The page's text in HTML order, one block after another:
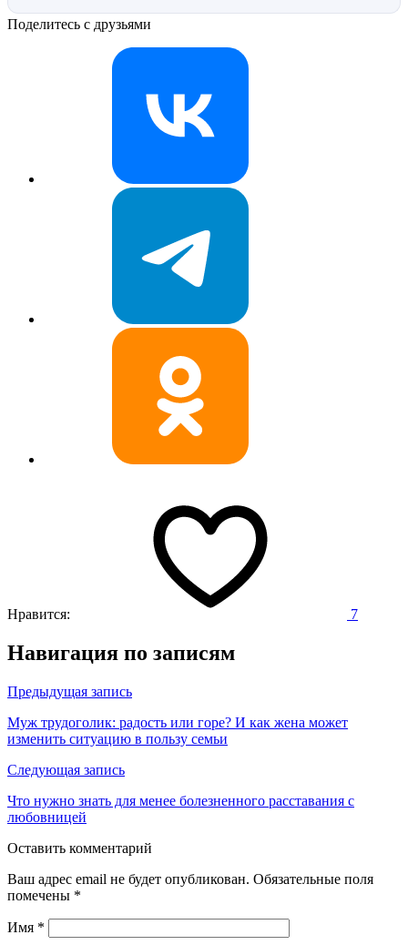
Поделитесь с друзьями
Нравится: 7
Навигация по записям
Предыдущая запись
Муж трудоголик: радость или горе? И как жена может
изменить ситуацию в пользу семьи
Следующая запись
Что нужно знать для менее болезненного расставания с
любовницей
Оставить комментарий
Ваш адрес email не будет опубликован. Обязательные поля
помечены *
Имя *